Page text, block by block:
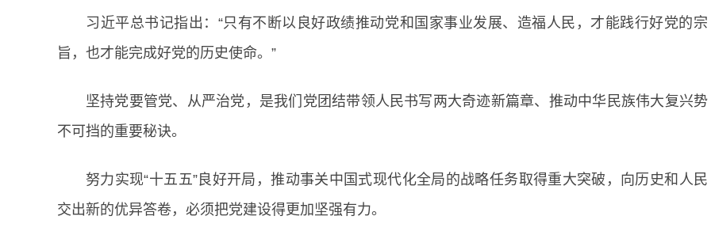
习近平总书记指出：“只有不断以良好政绩推动党和国家事业发展、造福人民，才能践行好党的宗
旨，也才能完成好党的历史使命。”
坚持党要管党、从严治党，是我们党团结带领人民书写两大奇迹新篇章、推动中华民族伟大复兴势
不可挡的重要秘诀。
努力实现“十五五”良好开局，推动事关中国式现代化全局的战略任务取得重大突破，向历史和人民
交出新的优异答卷，必须把党建设得更加坚强有力。